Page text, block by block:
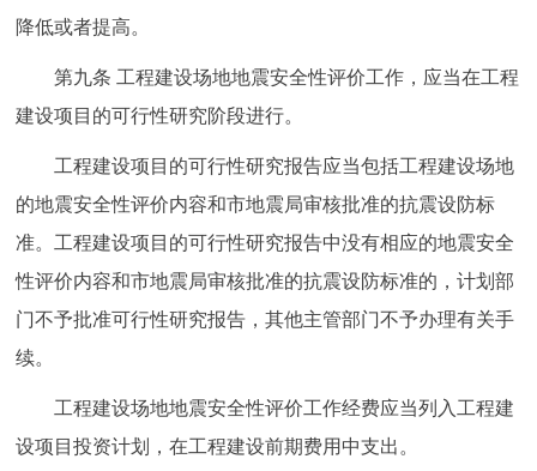
降低或者提高。
第九条 工程建设场地地震安全性评价工作，应当在工程
建设项目的可行性研究阶段进行。
工程建设项目的可行性研究报告应当包括工程建设场地
的地震安全性评价内容和市地震局审核批准的抗震设防标
准。工程建设项目的可行性研究报告中没有相应的地震安全
性评价内容和市地震局审核批准的抗震设防标准的，计划部
门不予批准可行性研究报告，其他主管部门不予办理有关手
续。
工程建设场地地震安全性评价工作经费应当列入工程建
设项目投资计划，在工程建设前期费用中支出。